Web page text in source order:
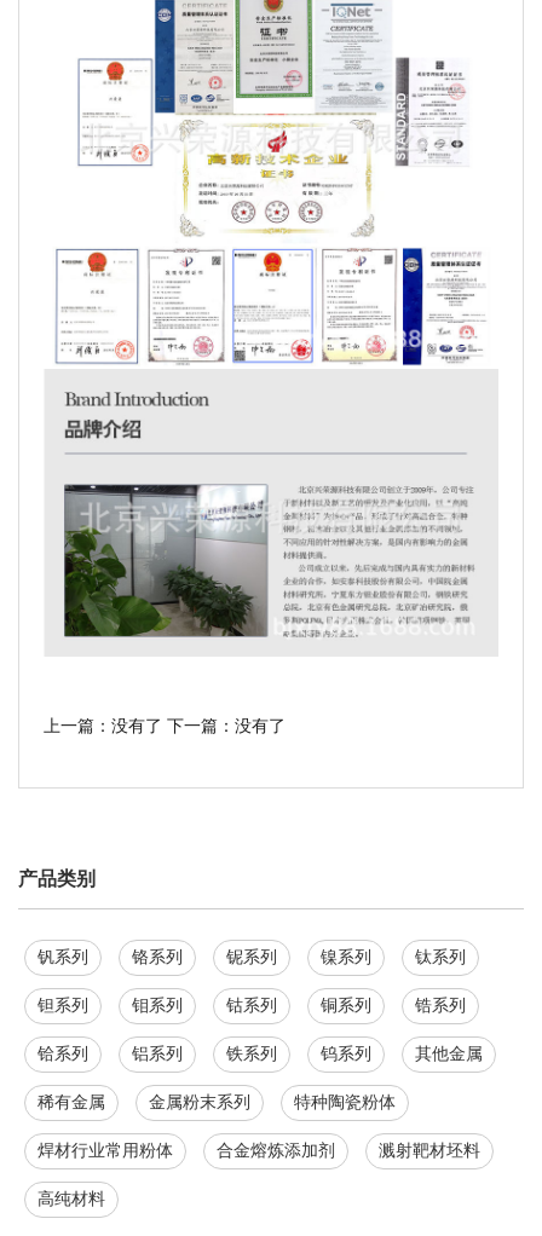
上一篇：没有了 下一篇：没有了
产品类别
钒系列 铬系列 铌系列 镍系列 钛系列
钽系列 钼系列 钴系列 铜系列 锆系列
铪系列 铝系列 铁系列 钨系列 其他金属
稀有金属 金属粉末系列 特种陶瓷粉体
焊材行业常用粉体 合金熔炼添加剂 溅射靶材坯料
高纯材料